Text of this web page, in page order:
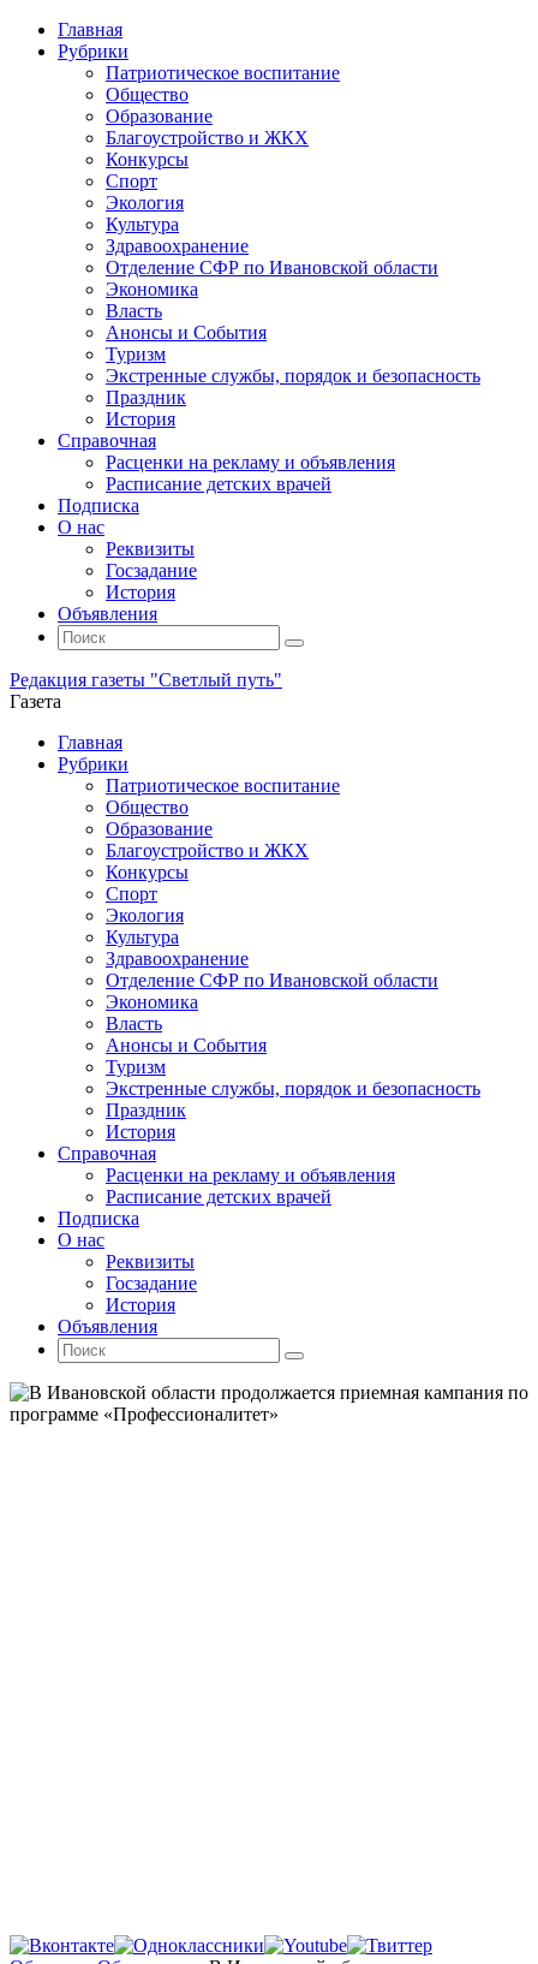
Главная
Рубрики
Патриотическое воспитание
Общество
Образование
Благоустройство и ЖКХ
Конкурсы
Спорт
Экология
Культура
Здравоохранение
Отделение СФР по Ивановской области
Экономика
Власть
Анонсы и События
Туризм
Экстренные службы, порядок и безопасность
Праздник
История
Справочная
Расценки на рекламу и объявления
Расписание детских врачей
Подписка
О нас
Реквизиты
Госзадание
История
Объявления
Поиск
Искать:
Поиск
Редакция газеты "Светлый путь"
Газета
Промотать
содержимому
Главная
Рубрики
Патриотическое воспитание
Общество
Образование
Благоустройство и ЖКХ
Конкурсы
Спорт
Экология
Культура
Здравоохранение
Отделение СФР по Ивановской области
Экономика
Власть
Анонсы и События
Туризм
Экстренные службы, порядок и безопасность
Праздник
История
Справочная
Расценки на рекламу и объявления
Расписание детских врачей
Подписка
О нас
Реквизиты
Госзадание
История
Объявления
Поиск
Искать:
Поиск